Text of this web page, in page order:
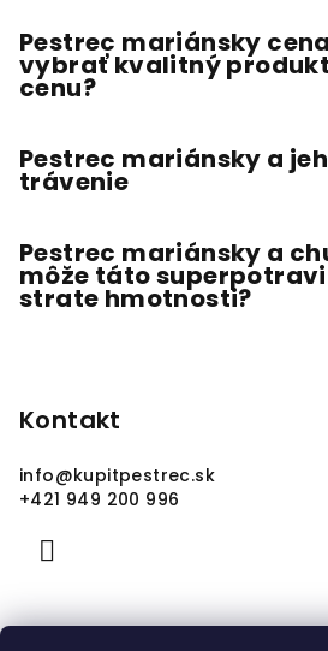
Pestrec mariánsky
vybrať kvalitný
cenu?
Pestrec mariánsky a
trávenie
Pestrec mariánsky a
môže táto
strate hmotnosti?
Kontakt
info@kupitpestrec.sk
+421 949 200 996